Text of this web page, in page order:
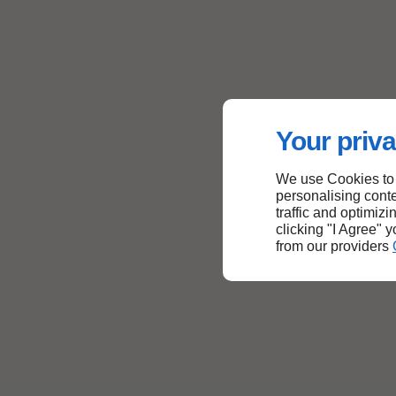
Your
We use Cookies
personalising
traffic and
clicking "I Agree"
from our providers